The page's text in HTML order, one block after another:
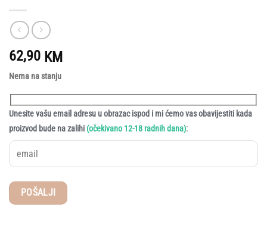
62,90 KM
Nema na stanju
Unesite vašu email adresu u obrazac ispod i mi ćemo vas obavijestiti kada
proizvod bude na zalihi (očekivano 12-18 radnih dana):